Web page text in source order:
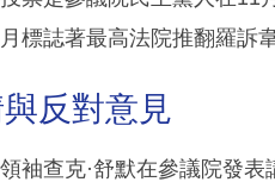
標誌著最高法院推翻羅訴
反對意見
袖查克·舒默在參議院發